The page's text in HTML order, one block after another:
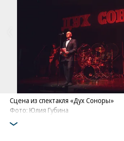
Сцена из спектакля «Дух Соноры»
Фото: Юлия Губина